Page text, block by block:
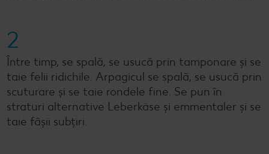
2
Între timp, se spală, se usucă prin tamponare și se
taie felii ridichile. Arpagicul se spală, se usucă prin
scuturare și se taie rondele fine. Se pun în
straturi alternative Leberkäse și emmentaler și se
taie fâșii subțiri.